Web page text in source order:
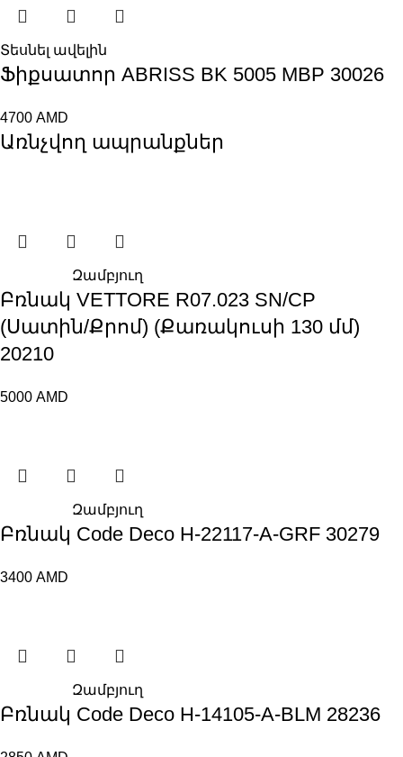
Տեսնել ավելին
Ֆիքսատոր ABRISS BK 5005 MBP 30026
4700 AMD
Առնչվող ապրանքներ
Զամբյուղ
Բռնակ VЕTTORE R07.023 SN/CP
(Սատին/Քրոմ) (Քառակուսի 130 մմ)
20210
5000 AMD
Զամբյուղ
Բռնակ Code Deco H-22117-A-GRF 30279
3400 AMD
Զամբյուղ
Բռնակ Code Deco H-14105-A-BLM 28236